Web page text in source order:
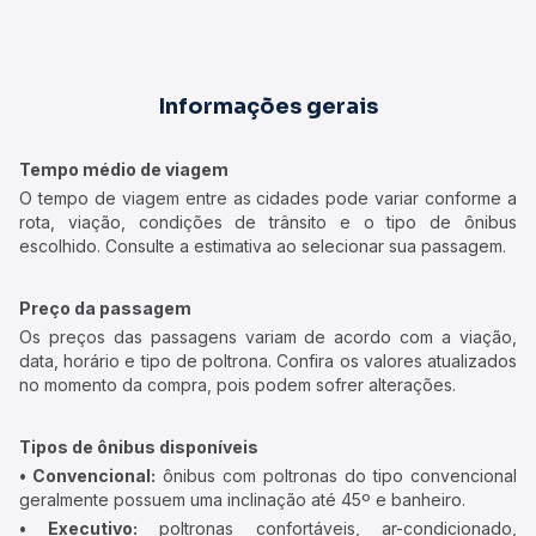
Informações gerais
Tempo médio de viagem
O tempo de viagem entre as cidades pode variar conforme a
rota, viação, condições de trânsito e o tipo de ônibus
escolhido. Consulte a estimativa ao selecionar sua passagem.
Preço da passagem
Os preços das passagens variam de acordo com a viação,
data, horário e tipo de poltrona. Confira os valores atualizados
no momento da compra, pois podem sofrer alterações.
Tipos de ônibus disponíveis
• Convencional: ônibus com poltronas do tipo convencional
geralmente possuem uma inclinação até 45º e banheiro.
• Executivo: poltronas confortáveis, ar-condicionado,